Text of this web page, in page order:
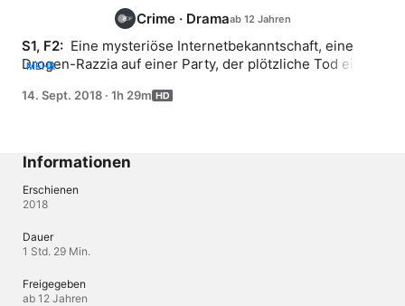
Crime · Drama
S1, F2: Eine mysteriöse Internetbekanntschaft, eine
Drogen-Razzia auf einer Party, der plötzliche Tod eines
Judith Mohn nimmt die Ermittlungen auf. Zu ihrem
MEHR
14. Sept. 2018 · 1h 29m
Informationen
Erschienen
2018
Dauer
1 Std. 29 Min.
Freigegeben
ab 12 Jahren